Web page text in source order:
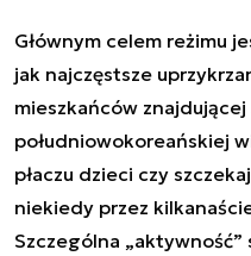
Głównym celem reżimu
jak najczęstsze
mieszkańców
południowokoreańskiej
płaczu dzieci czy
niekiedy przez
Szczególna „aktywność”